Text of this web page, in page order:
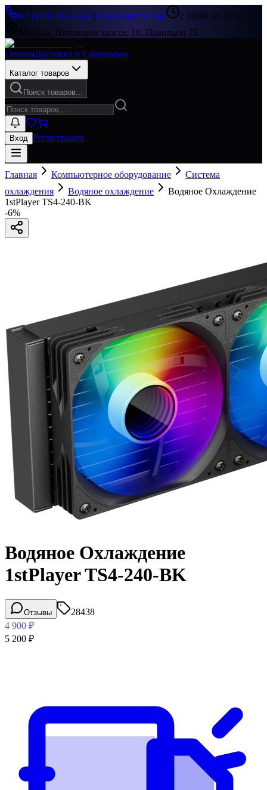
+7 (499) 322-33-86|Перезвоните мне
с 10:00 до 19:00
Москва, Пятницкое шоссе, 18, Павильон 73
ОплатаДоставка и Самовывоз
Каталог товаров
Поиск товаров...
Вход Регистрация
Главная Компьютерное оборудование
Система
охлаждения
Водяное охлаждение
Водяное Охлаждение
1stPlayer TS4-240-BK
-6%
Водяное Охлаждение
1stPlayer TS4-240-BK
Отзывы
28438
4 900 ₽
5 200 ₽